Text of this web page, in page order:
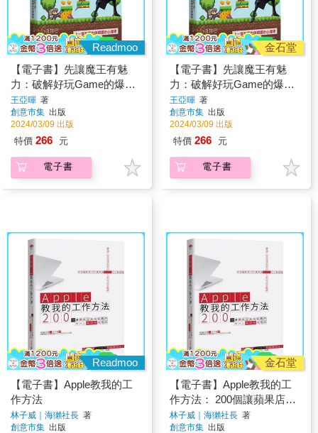
Readmoo
【電子書】先讓魔王有魅
力：破解好玩Game的爆紅
公式！設計遊戲之前必須搞
懂的玩家體驗
王亞暉 著
創意市集 出版
2024/03/09 出版
特價 266 元
電子書
金石堂
【電子書】先讓魔王有魅
力：破解好玩Game的爆紅
公式！設計遊戲之前必須搞
懂的玩家體驗
王亞暉 著
創意市集 出版
2024/03/09 出版
特價 266 元
電子書
Readmoo
【電子書】Apple教我的工
作方法
林子威｜海獺社長 著
創意市集 出版
金石堂
【電子書】Apple教我的工
作方法： 200個讓蘋果店員
也推薦的Mac高效率活用術
林子威｜海獺社長 著
創意市集 出版